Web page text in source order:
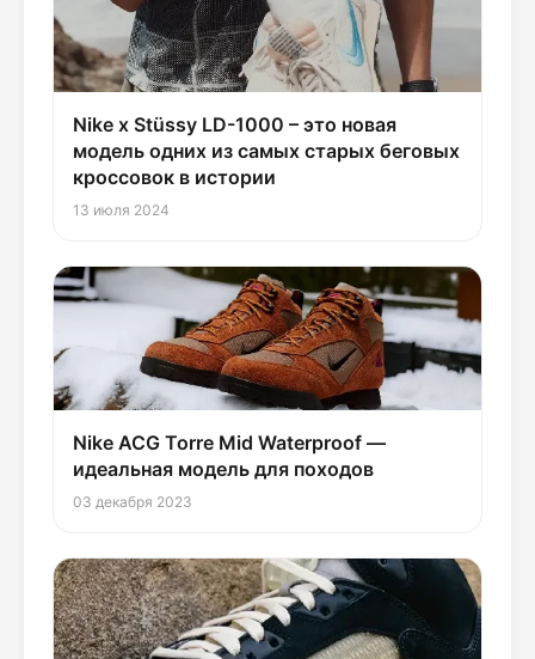
Nike x Stüssy LD-1000 – это новая
модель одних из самых старых беговых
кроссовок в истории
13 июля 2024
Nike ACG Torre Mid Waterproof —
идеальная модель для походов
03 декабря 2023